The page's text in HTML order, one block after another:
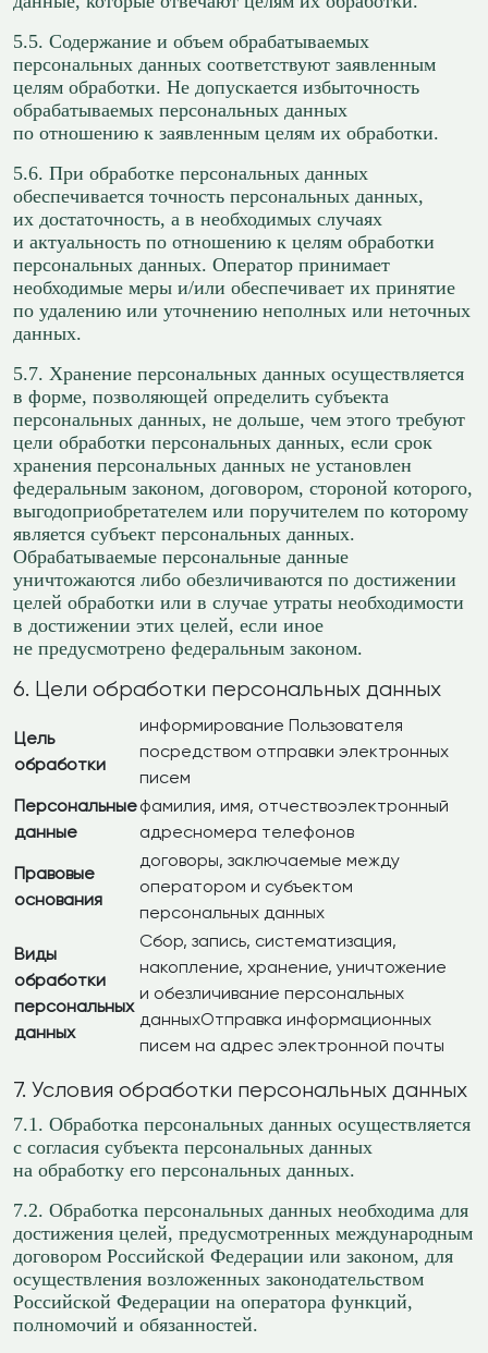
5.5. Содержание и объем обрабатываемых
персональных данных соответствуют заявленным
целям обработки. Не допускается избыточность
обрабатываемых персональных данных
по отношению к заявленным целям их обработки.
5.6. При обработке персональных данных
обеспечивается точность персональных данных,
их достаточность, а в необходимых случаях
и актуальность по отношению к целям обработки
персональных данных. Оператор принимает
необходимые меры и/или обеспечивает их принятие
по удалению или уточнению неполных или неточных
данных.
5.7. Хранение персональных данных осуществляется
в форме, позволяющей определить субъекта
персональных данных, не дольше, чем этого требуют
цели обработки персональных данных, если срок
хранения персональных данных не установлен
федеральным законом, договором, стороной которого,
выгодоприобретателем или поручителем по которому
является субъект персональных данных.
Обрабатываемые персональные данные
уничтожаются либо обезличиваются по достижении
целей обработки или в случае утраты необходимости
в достижении этих целей, если иное
не предусмотрено федеральным законом.
6. Цели обработки персональных данных
Цель
обработки
информирование Пользователя
посредством отправки электронных
писем
Персональные
данные
фамилия, имя, отчествоэлектронный
адресномера телефонов
Правовые
основания
договоры, заключаемые между
оператором и субъектом
персональных данных
Виды
обработки
персональных
данных
Сбор, запись, систематизация,
накопление, хранение, уничтожение
и обезличивание персональных
данныхОтправка информационных
писем на адрес электронной почты
7. Условия обработки персональных данных
7.1. Обработка персональных данных осуществляется
с согласия субъекта персональных данных
на обработку его персональных данных.
7.2. Обработка персональных данных необходима для
достижения целей, предусмотренных международным
договором Российской Федерации или законом, для
осуществления возложенных законодательством
Российской Федерации на оператора функций,
полномочий и обязанностей.